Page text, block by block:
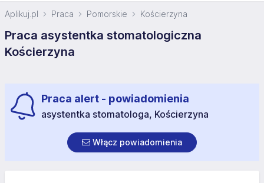
Aplikuj.pl Praca Pomorskie Kościerzyna
Praca asystentka stomatologiczna
Kościerzyna
Praca alert - powiadomienia
asystentka stomatologa, Kościerzyna
Włącz powiadomienia